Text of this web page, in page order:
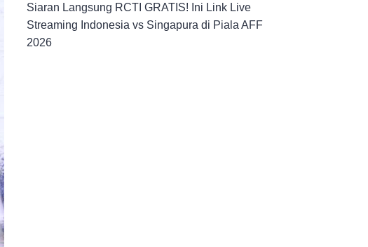
Siaran Langsung RCTI GRATIS! Ini Link Live
Streaming Indonesia vs Singapura di Piala AFF
2026